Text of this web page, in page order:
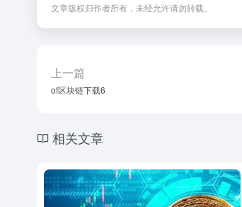
文章版权归作者所有，未经允许请勿转载。
上一篇
of区块链下载6
相关文章